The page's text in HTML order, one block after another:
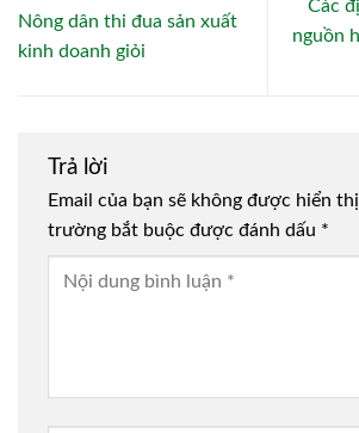
Nông dân thi đua sản xuất
kinh doanh giỏi
Các
nguồn
Trả lời
Email của bạn sẽ không được hiển
trường bắt buộc được đánh dấu *